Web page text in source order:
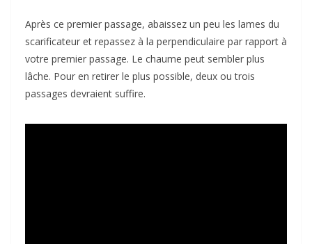
Après ce premier passage, abaissez un peu les lames du
scarificateur et repassez à la perpendiculaire par rapport à
votre premier passage. Le chaume peut sembler plus
lâche. Pour en retirer le plus possible, deux ou trois
passages devraient suffire.